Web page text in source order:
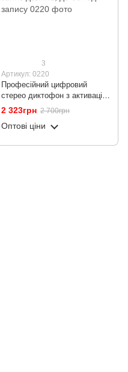
3
Артикул: 0220
Професійний цифровий
стерео диктофон з активацією
голосом Savetek GS-R29, 32
Гб, Bluetooth, запис дзвінків,
до 30 год запису
2 323грн 2 700грн
Оптові ціни